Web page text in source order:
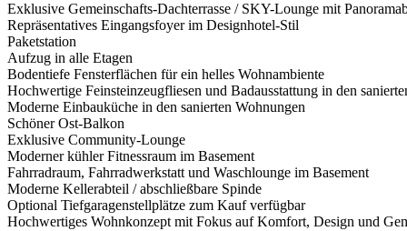
Exklusive Gemeinschafts-Dachterrasse / SKY-Lounge mit
Repräsentatives Eingangsfoyer im Designhotel-Stil
Paketstation
Aufzug in alle Etagen
Bodentiefe Fensterflächen für ein helles Wohnambiente
Hochwertige Feinsteinzeugfliesen und Badausstattung in den
Moderne Einbauküche in den sanierten Wohnungen
Schöner Ost-Balkon
Exklusive Community-Lounge
Moderner kühler Fitnessraum im Basement
Fahrradraum, Fahrradwerkstatt und Waschlounge im Basement
Moderne Kellerabteil / abschließbare Spinde
Optional Tiefgaragenstellplätze zum Kauf verfügbar
Hochwertiges Wohnkonzept mit Fokus auf Komfort, Design und